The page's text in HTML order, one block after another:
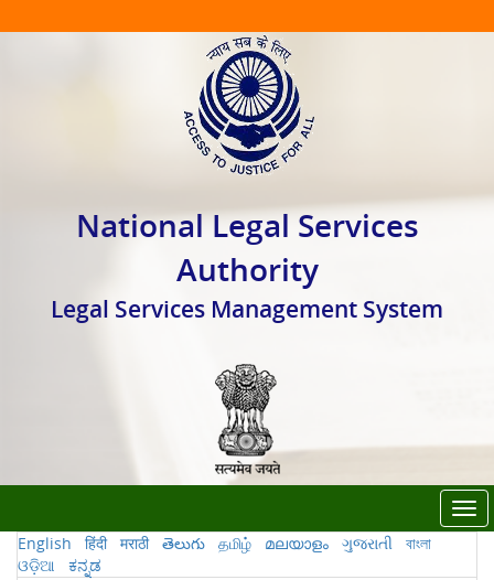
National Legal Services
Authority
Legal Services Management System
English हिंदी मराठी తెలుగు தமிழ் മലയാളം ગુજરાતી
বাংলা
ଓଡ଼ିଆ
ಕನ್ನಡ